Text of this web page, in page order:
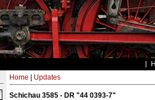
Home Updates
Schichau 3585 - DR "44 0393-7"